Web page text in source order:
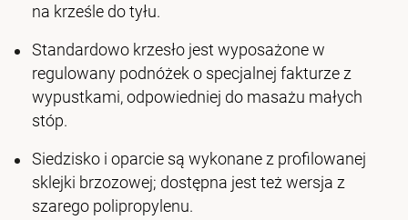
na krześle do tyłu.
Standardowo krzesło jest wyposażone w
regulowany podnóżek o specjalnej fakturze z
wypustkami, odpowiedniej do masażu małych
stóp.
Siedzisko i oparcie są wykonane z profilowanej
sklejki brzozowej; dostępna jest też wersja z
szarego polipropylenu.